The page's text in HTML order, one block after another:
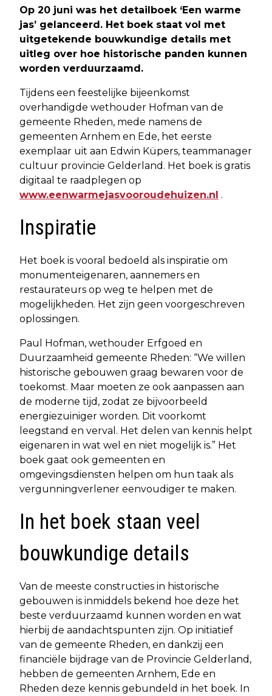
Op 20 juni was het detailboek ‘Een warme
jas’ gelanceerd. Het boek staat vol met
uitgetekende bouwkundige details met
uitleg over hoe historische panden kunnen
worden verduurzaamd.
Tijdens een feestelijke bijeenkomst
overhandigde wethouder Hofman van de
gemeente Rheden, mede namens de
gemeenten Arnhem en Ede, het eerste
exemplaar uit aan Edwin Küpers, teammanager
cultuur provincie Gelderland. Het boek is gratis
digitaal te raadplegen op
www.eenwarmejasvooroudehuizen.nl .
Inspiratie
Het boek is vooral bedoeld als inspiratie om
monumenteigenaren, aannemers en
restaurateurs op weg te helpen met de
mogelijkheden. Het zijn geen voorgeschreven
oplossingen.
Paul Hofman, wethouder Erfgoed en
Duurzaamheid gemeente Rheden: “We willen
historische gebouwen graag bewaren voor de
toekomst. Maar moeten ze ook aanpassen aan
de moderne tijd, zodat ze bijvoorbeeld
energiezuiniger worden. Dit voorkomt
leegstand en verval. Het delen van kennis helpt
eigenaren in wat wel en niet mogelijk is.” Het
boek gaat ook gemeenten en
omgevingsdiensten helpen om hun taak als
vergunningverlener eenvoudiger te maken.
In het boek staan veel
bouwkundige details
Van de meeste constructies in historische
gebouwen is inmiddels bekend hoe deze het
beste verduurzaamd kunnen worden en wat
hierbij de aandachtspunten zijn. Op initiatief
van de gemeente Rheden, en dankzij een
financiële bijdrage van de Provincie Gelderland,
hebben de gemeenten Arnhem, Ede en
Rheden deze kennis gebundeld in het boek. In